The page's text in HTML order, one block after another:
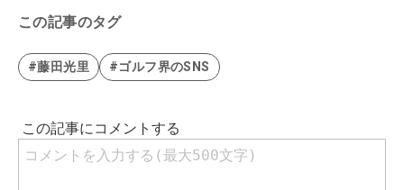
この記事のタグ
#藤田光里 #ゴルフ界のSNS